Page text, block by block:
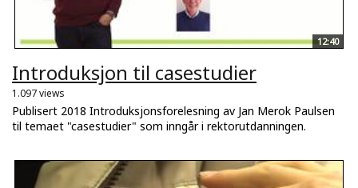
12:40
Introduksjon til casestudier
1.097 views
Publisert 2018 Introduksjonsforelesning av Jan Merok Paulsen
til temaet "casestudier" som inngår i rektorutdanningen.